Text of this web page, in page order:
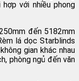
với nhiều phong
đến 5182mm
lá dọc Starblinds
gian khác nhau
phòng ngủ đến văn